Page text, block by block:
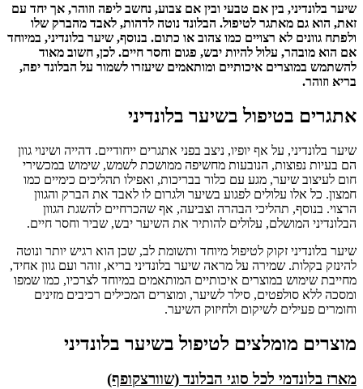
שיער בלונדיני, בין אם טבעי ובין אם צבוע, נחשב ליפה וזוהר, אך יחד עם
זאת, הוא גם מאתגר לטיפול. הבלונד נוטה לדהות, לאבד מהברק שלו
ולפתח גוונים לא רצויים כמו צהוב או כתום. בנוסף, שיער בלונדיני, במיוחד
אם הוא מובהר, עלול להיות יבש, פגום וחסר חיים. לכן, חשוב מאוד
להשתמש במוצרים איכותיים ומותאמים שיעזרו לשמור על הבלונד יפה,
בריא וזוהר.
אתגרים בטיפול בשיער בלונדיני
שיער בלונדיני, על אף יופיו, ניצב בפני אתגרים ייחודיים. דהייה ושינוי גוון
הם בעיות נפוצות, הנובעות מחשיפה ממושכת לשמש, שימוש במכשירי
חום לעיצוב שיער, מגע עם כלור בבריכות, ואפילו תהליכים כימיים כמו
חמצון. כל אלו עלולים לפגוע בשיער ולגרום לו לאבד את הברק והגוון
הרצוי. בנוסף, תהליכי הבהרה וצביעה, אף שהכרחיים להשגת הגוון
הבלונדיני המושלם, עלולים להותיר את השיער יבש, שביר וחסר חיים.
שיער בלונדיני זקוק לטיפול מיוחד ותשומת לב, שכן הוא רגיש יותר ונוטה
להינזק בקלות. שמירה על מראה שיער בלונדיני בריא, זוהר ועם גוון אחיד,
מחייבת שימוש במוצרים איכותיים המותאמים במיוחד לצרכיו, כמו שמפו
ומסכה ללא סולפטים, סילר לשיער, ומוצרים המכילים רכיבים מזינים
וחומרים פעילים לשיקום ולחיזוק השיער.
מוצרים מומלצים לטיפול בשיער בלונדיני
מארז בלונדמי לכל סוגי הבלונד (שוורצקופף)